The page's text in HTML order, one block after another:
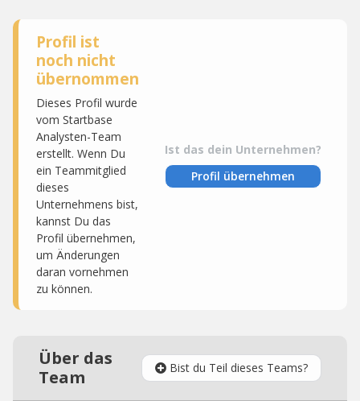
Profil ist
noch nicht
übernommen
Dieses Profil wurde
vom Startbase
Analysten-Team
erstellt. Wenn Du
ein Teammitglied
dieses
Unternehmens bist,
kannst Du das
Profil übernehmen,
um Änderungen
daran vornehmen
zu können.
Ist das dein Unternehmen?
Profil übernehmen
Über das
Team
Bist du Teil dieses Teams?